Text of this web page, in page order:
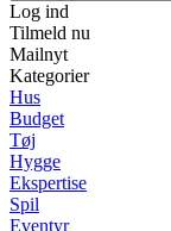
Log ind
Tilmeld nu
Mailnyt
Kategorier
Hus
Budget
Tøj
Hygge
Ekspertise
Spil
Eventyr